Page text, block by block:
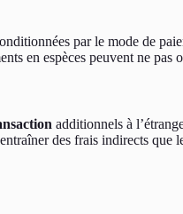
par le mode de
en espèces peuvent ne
additionnels à
des frais indirects que